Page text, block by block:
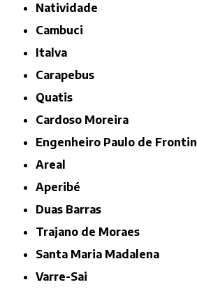
Natividade
Cambuci
Italva
Carapebus
Quatis
Cardoso Moreira
Engenheiro Paulo de Frontin
Areal
Aperibé
Duas Barras
Trajano de Moraes
Santa Maria Madalena
Varre-Sai